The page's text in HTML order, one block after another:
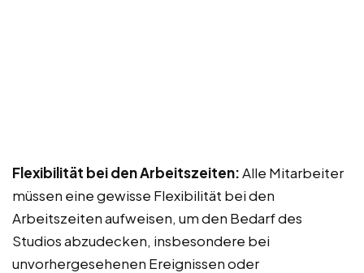
Flexibilität bei den Arbeitszeiten:Alle Mitarbeiter
müssen eine gewisse Flexibilität bei den
Arbeitszeiten aufweisen, um den Bedarf des
Studios abzudecken, insbesondere bei
unvorhergesehenen Ereignissen oder